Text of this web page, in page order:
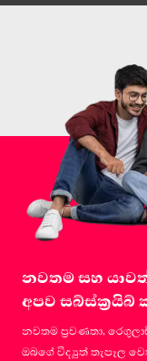
නවතම සහ
අපව සබ්ස්ක්‍රයිබ්
නවතම ප්‍රවණතා,
ඔබගේ විද්‍යුත් තැපෑල